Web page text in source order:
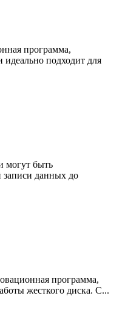
программа,
идеально подходит для
могут быть
записи данных до
программа,
жесткого диска. С...